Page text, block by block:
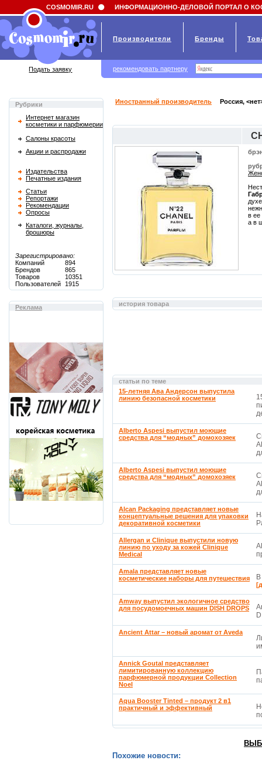
Field 'news_title' doesn't have a default value
Рубрики
Интернет магазин
косметики и парфюмерии
Салоны красоты
Акции и распродажи
Издательства
Печатные издания
Статьи
Репортажи
Рекомендации
Опросы
Каталоги, журналы,
брошюры
Зарегистрировано:
Компаний
894
Брендов
865
Товаров
10351
Пользователей
1915
Реклама
Иностранный производитель Россия,
в ее
а в
история товара
статьи по теме
15-летняя Ава Андерсон выпустила
линию безопасной косметики
Alberto Aspesi выпустил моющие
средства для “модных” домохозяек
Alberto Aspesi выпустил моющие
средства для “модных” домохозяек
Alcan Packaging представляет новые
концептуальные решения для упаковки
декоративной косметики
Allergan и Clinique выпустили новую
линию по уходу за кожей Clinique
Medical
Amala представляет новые
косметические наборы для путешествия
Amway выпустил экологичное средство
для посудомоечных машин DISH DROPS
Ancient Attar – новый аромат от Aveda
Annick Goutal представляет
лимитированную коллекцию
парфюмерной продукции Collection
Noel
Aqua Booster Tinted – продукт 2 в1
практичный и эффективный
Похожие новости:
COSMOMIR.RU ИНФОРМАЦИОННО-ДЕЛОВОЙ ПОРТАЛ О
Производители Бренды
Подать заявку рекомендовать партнеру